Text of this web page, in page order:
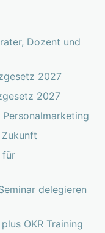
Dozent und
2027
2027
für
delegieren
OKR Training